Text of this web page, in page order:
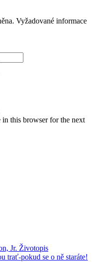
Vyžadované informace
in this browser for the next
Jr. Životopis
trať-pokud se o ně staráte!